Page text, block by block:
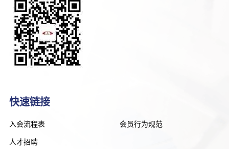
快速链接
入会流程表 会员行为规范
人才招聘